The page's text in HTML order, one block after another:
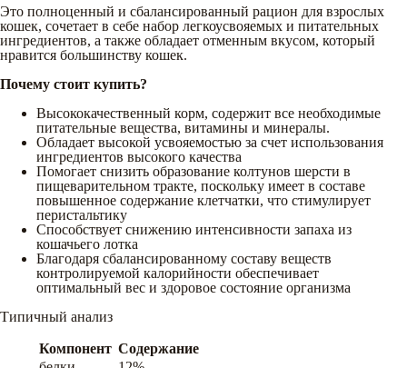
Это полноценный и сбалансированный рацион для взрослых
кошек, сочетает в себе набор легкоусвояемых и питательных
ингредиентов, а также обладает отменным вкусом, который
нравится большинству кошек.
Почему стоит купить?
Высококачественный корм, содержит все необходимые
питательные вещества, витамины и минералы.
Обладает высокой усвояемостью за счет использования
ингредиентов высокого качества
Помогает снизить образование колтунов шерсти в
пищеварительном тракте, поскольку имеет в составе
повышенное содержание клетчатки, что стимулирует
перистальтику
Способствует снижению интенсивности запаха из
кошачьего лотка
Благодаря сбалансированному составу веществ
контролируемой калорийности обеспечивает
оптимальный вес и здоровое состояние организма
Типичный анализ
Компонент Содержание